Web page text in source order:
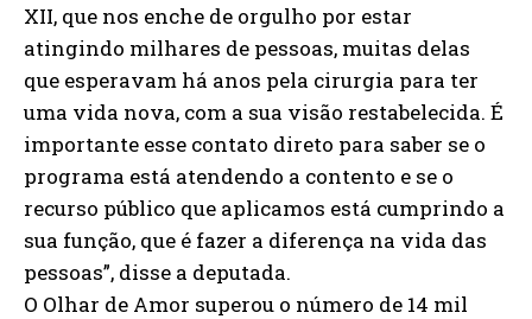
XII, que nos enche de orgulho por estar
atingindo milhares de pessoas, muitas delas
que esperavam há anos pela cirurgia para ter
uma vida nova, com a sua visão restabelecida. É
importante esse contato direto para saber se o
programa está atendendo a contento e se o
recurso público que aplicamos está cumprindo a
sua função, que é fazer a diferença na vida das
pessoas”, disse a deputada.
O Olhar de Amor superou o número de 14 mil